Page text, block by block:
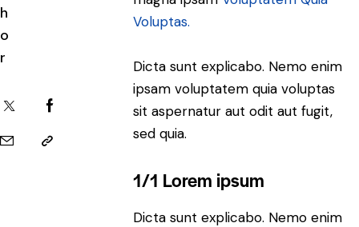
h
o
r
Voluptas.
Dicta sunt explicabo. Nemo enim
ipsam voluptatem quia voluptas
sit aspernatur aut odit aut fugit,
sed quia.
1/1 Lorem ipsum
Dicta sunt explicabo. Nemo enim